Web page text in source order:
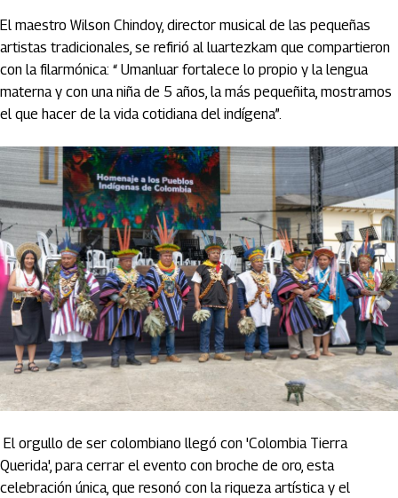
El maestro Wilson Chindoy, director musical de las pequeñas
artistas tradicionales, se refirió al luartezkam que compartieron
con la filarmónica: “ Umanluar fortalece lo propio y la lengua
materna y con una niña de 5 años, la más pequeñita, mostramos
el que hacer de la vida cotidiana del indígena”.
El orgullo de ser colombiano llegó con 'Colombia Tierra
Querida', para cerrar el evento con broche de oro, esta
celebración única, que resonó con la riqueza artística y el